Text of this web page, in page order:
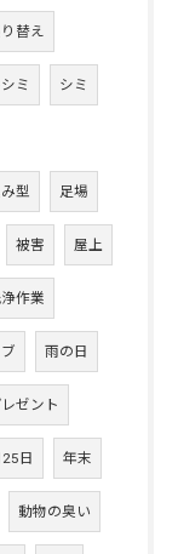
替え
ミ シミ
型 足場
被害 屋上
作業
雨の日
ゼント
日 年末
動物の臭い